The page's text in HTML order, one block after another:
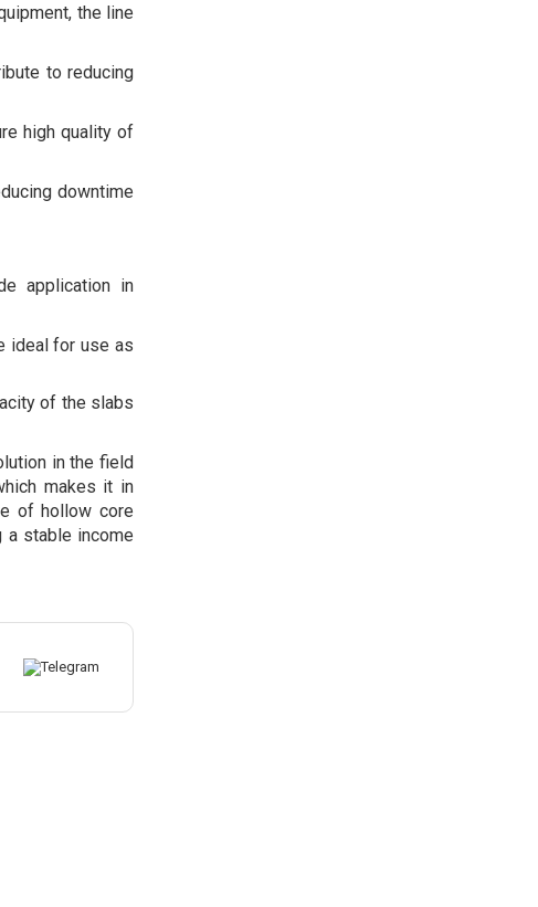
the line
to reducing
high quality of
downtime
application in
ideal for use as
of the slabs
in the field
makes it in
of hollow core
stable income